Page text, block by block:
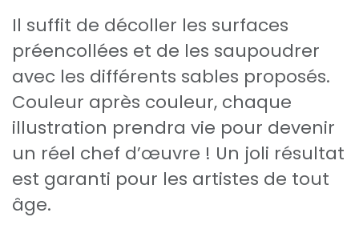
Il suffit de décoller les surfaces
préencollées et de les saupoudrer
avec les différents sables proposés.
Couleur après couleur, chaque
illustration prendra vie pour devenir
un réel chef d’œuvre ! Un joli résultat
est garanti pour les artistes de tout
âge.